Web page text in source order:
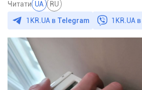
Читати UA RU
1KR.UA в Telegram 1KR.UA в